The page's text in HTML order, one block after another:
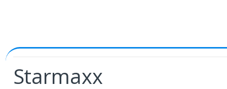
Starmaxx